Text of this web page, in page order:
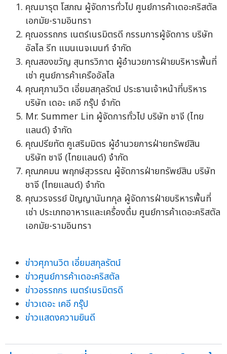
คุณมารุต โสภณ ผู้จัดการทั่วไป ศูนย์การค้าเดอะคริสตัล
เอกมัย-รามอินทรา
คุณอรรถกร เนตร์เนรมิตรดี กรรมการผู้จัดการ บริษัท
อัลไล รีท แมนเนจเมนท์ จำกัด
คุณสองขวัญ สุนทรวิภาต ผู้อำนวยการฝ่ายบริหารพื้นที่
เช่า ศูนย์การค้าเครืออัลไล
คุณศุภานวิต เอี่ยมสกุลรัตน์ ประธานเจ้าหน้าที่บริหาร
บริษัท เดอะ เคอี กรุ๊ป จำกัด
Mr. Summer Lin ผู้จัดการทั่วไป บริษัท ชาจี (ไทย
แลนด์) จำกัด
คุณปรียทัต คูเสริมมิตร ผู้อำนวยการฝ่ายทรัพย์สิน
บริษัท ชาจี (ไทยแลนด์) จำกัด
คุณภคมน พฤกษ์สุวรรณ ผู้จัดการฝ่ายทรัพย์สิน บริษัท
ชาจี (ไทยแลนด์) จำกัด
คุณวรจรรย์ ปัญญานันทกุล ผู้จัดการฝ่ายบริหารพื้นที่
เช่า ประเภทอาหารและเครื่องดื่ม ศูนย์การค้าเดอะคริสตัล
เอกมัย-รามอินทรา
ข่าวศุภานวิต เอี่ยมสกุลรัตน์
ข่าวศูนย์การค้าเดอะคริสตัล
ข่าวอรรถกร เนตร์เนรมิตรดี
ข่าวเดอะ เคอี กรุ๊ป
ข่าวแสดงความยินดี